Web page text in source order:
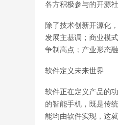
各方积极参与的开源
除了技术创新开源化
发展主基调；商业模
争制高点；产业形态
软件定义未来世界
软件正在定义产品的
的智能手机，既是传
能均由软件实现，这